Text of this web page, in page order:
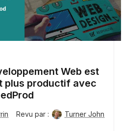
Web est
plus productif avec
Revu par : Turner John